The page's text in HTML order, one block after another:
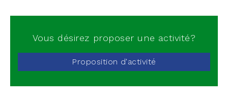
Vous désirez proposer une activité?
Proposition d'activité